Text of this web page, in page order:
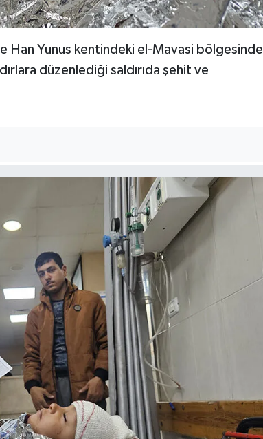
Han Yunus kentindeki el-Mavasi bölgesinde
düzenlediği saldırıda şehit ve